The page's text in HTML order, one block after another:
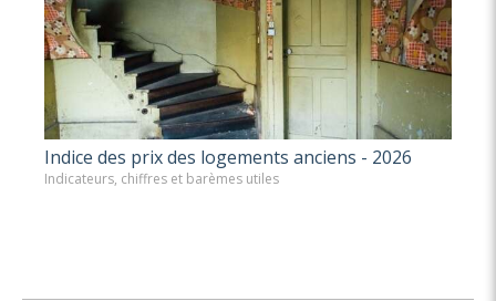
Indice des prix des logements anciens - 2026
Indicateurs, chiffres et barèmes utiles